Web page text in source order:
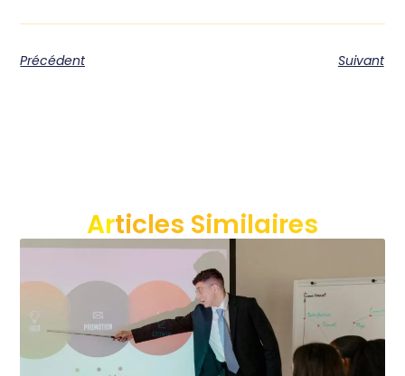
Précédent Suivant
Articles Similaires